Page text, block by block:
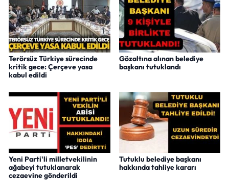
Terörsüz Türkiye sürecinde
kritik gece: Çerçeve yasa
kabul edildi
Gözaltına alınan belediye
başkanı tutuklandı
Yeni Parti'li milletvekilinin
ağabeyi tutuklanarak
cezaevine gönderildi
Tutuklu belediye başkanı
hakkında tahliye kararı